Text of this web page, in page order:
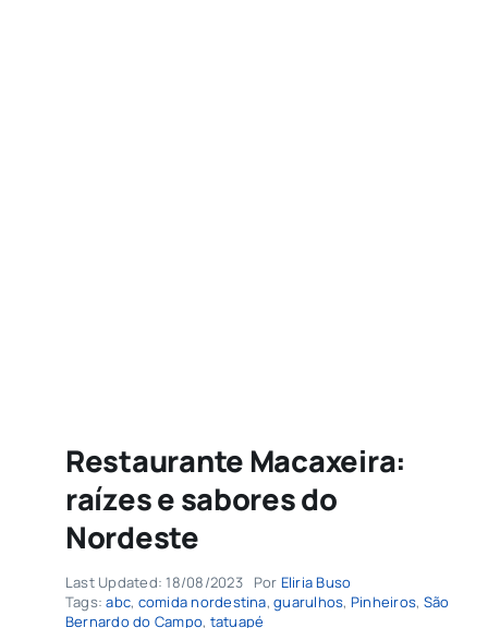
Restaurante Macaxeira:
raízes e sabores do
Nordeste
Last Updated: 18/08/2023 Por Eliria Buso
Tags:abc, comida nordestina,guarulhos, Pinheiros, São
Bernardo do Campo, tatuapé